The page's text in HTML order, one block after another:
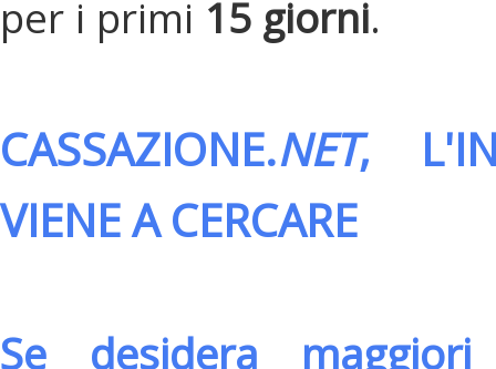
per i primi 15 giorni.
CASSAZIONE.NET,
VIENE A CERCARE
Se desidera